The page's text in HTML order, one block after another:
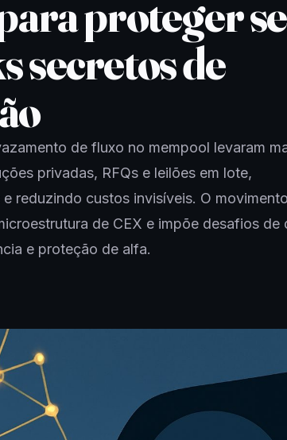
proteger
secretos de
de fluxo no mempool levaram
privadas, RFQs e leilões em lote,
reduzindo custos invisíveis. O movimento
de CEX e impõe desafios de
e proteção de alfa.